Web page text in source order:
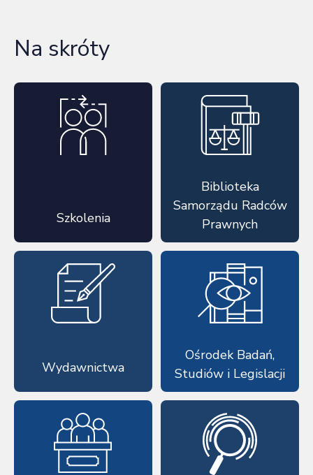
Na skróty
Szkolenia
Biblioteka
Samorządu Radców
Prawnych
Wydawnictwa
Ośrodek Badań,
Studiów i Legislacji